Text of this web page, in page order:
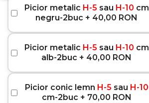
Picior metalic H-5 sau H-10 cm
negru-2buc + 40,00 RON
Picior metalic H-5 sau H-10 cm
alb-2buc + 40,00 RON
Picior conic lemn H-5 sau H-10
cm-2buc + 70,00 RON